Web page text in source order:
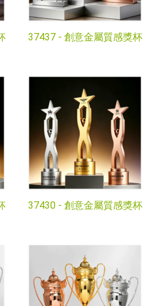
37437 - 創意金屬質感獎杯
37430 - 創意金屬質感獎杯